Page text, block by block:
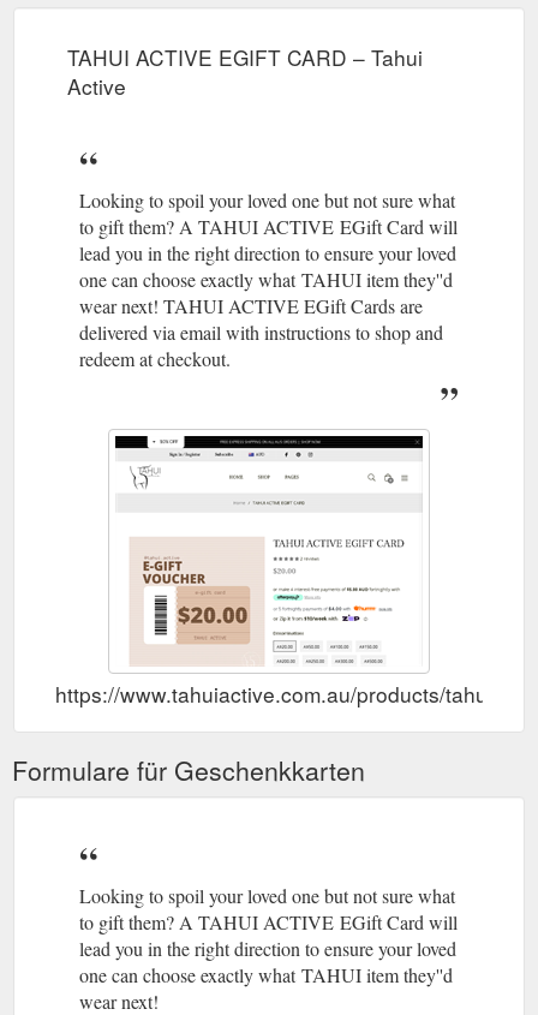
TAHUI ACTIVE EGIFT CARD – Tahui
Active
Looking to spoil your loved one but not sure what
to gift them? A TAHUI ACTIVE EGift Card will
lead you in the right direction to ensure your loved
one can choose exactly what TAHUI item they''d
wear next! TAHUI ACTIVE EGift Cards are
delivered via email with instructions to shop and
redeem at checkout.
https://www.tahuiactive.com.au/products/tahui-
Formulare für Geschenkkarten
Looking to spoil your loved one but not sure what
to gift them? A TAHUI ACTIVE EGift Card will
lead you in the right direction to ensure your loved
one can choose exactly what TAHUI item they''d
wear next!